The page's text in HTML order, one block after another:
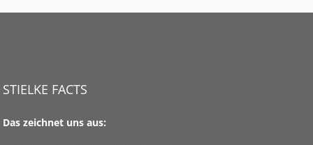
STIELKE FACTS
Das zeichnet uns aus: